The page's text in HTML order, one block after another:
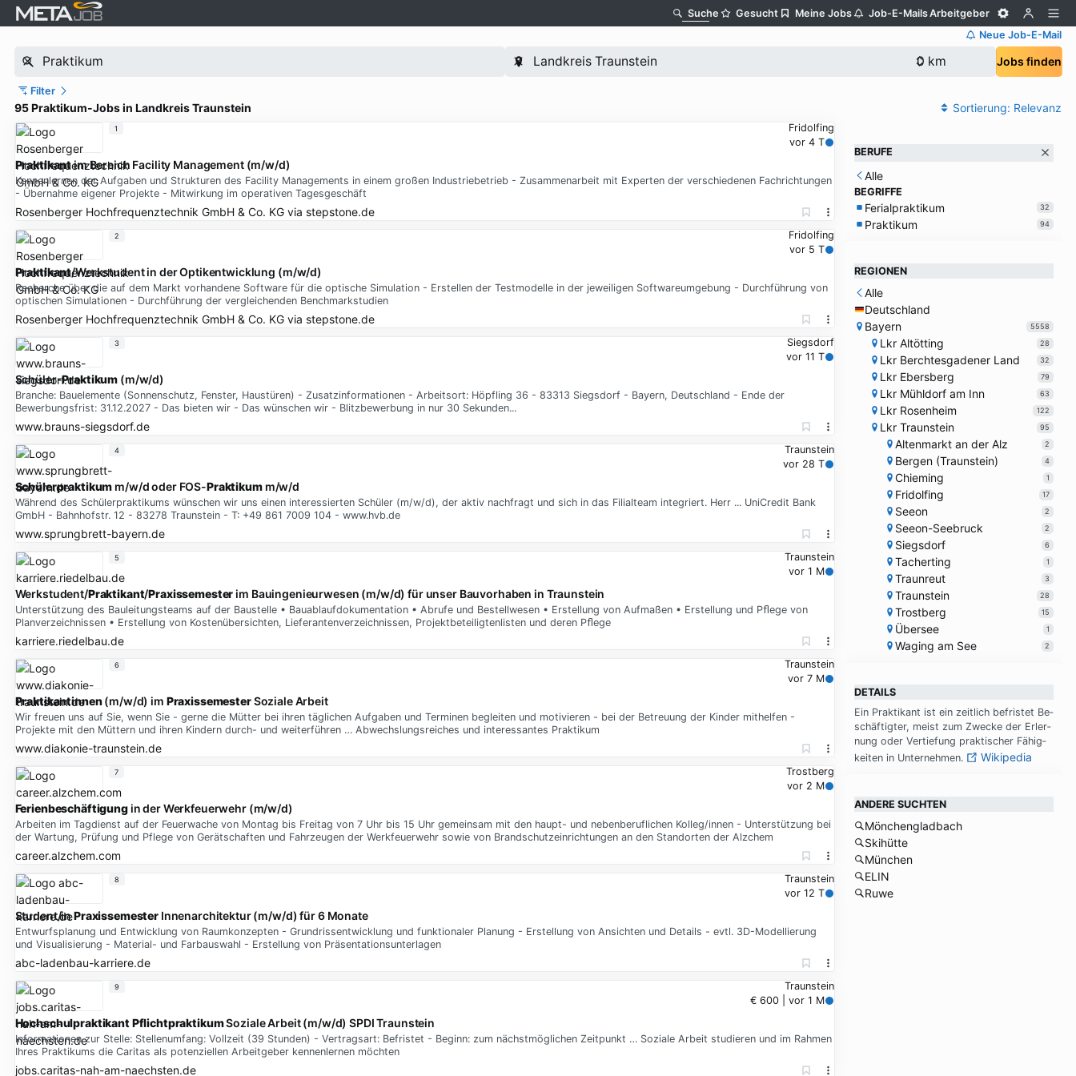
Suche Gesucht Meine Jobs Job-E-MailsArbeitgeber
Neue Job-E-Mail
Jobs finden
Filter
95 Praktikum-Jobs in Landkreis Traunstein Sortierung: Relevanz
Fridolfing
vor 4 T
Praktikantim Bereich Facility Management (m/w/d)
Kennenlernen der Aufgaben und Strukturen des Facility Managements in einem großen Industriebetrieb - Zusammenarbeit mit Experten der verschiedenen Fachrichtungen
- Übernahme eigener Projekte - Mitwirkung im operativen Tagesgeschäft
Rosenberger Hochfrequenztechnik GmbH & Co. KGvia stepstone.de
1
Fridolfing
vor 5 T
Praktikant/Werkstudent in der Optikentwicklung (m/w/d)
Recherche über die auf dem Markt vorhandene Software für die optische Simulation - Erstellen der Testmodelle in der jeweiligen Softwareumgebung - Durchführung von
optischen Simulationen - Durchführung der vergleichenden Benchmarkstudien
Rosenberger Hochfrequenztechnik GmbH & Co. KGvia stepstone.de
2
Siegsdorf
vor 11 T
Schüler-Praktikum (m/w/d)
Branche: Bauelemente (Sonnenschutz, Fenster, Haustüren) - Zusatzinformationen - Arbeitsort: Höpfling 36 - 83313 Siegsdorf - Bayern, Deutschland - Ende der
Bewerbungsfrist: 31.12.2027 - Das bieten wir - Das wünschen wir - Blitzbewerbung in nur 30 Sekunden...
www.brauns-siegsdorf.de
3
Traunstein
vor 28 T
Schülerpraktikum m/w/d oder FOS-Praktikumm/w/d
Während des Schülerpraktikums wünschen wir uns einen interessierten Schüler (m/w/d), der aktiv nachfragt und sich in das Filialteam integriert. Herr ... UniCredit Bank
GmbH - Bahnhofstr. 12 - 83278 Traunstein - T: +49 861 7009 104 - www.hvb.de
www.sprungbrett-bayern.de
4
Traunstein
vor 1 M
Werkstudent/Praktikant/Praxissemesterim Bauingenieurwesen (m/w/d) für unser Bauvorhaben in Traunstein
Unterstützung des Bauleitungsteams auf der Baustelle • Bauablaufdokumentation • Abrufe und Bestellwesen • Erstellung von Aufmaßen • Erstellung und Pﬂege von
Planverzeichnissen • Erstellung von Kostenübersichten, Lieferantenverzeichnissen, Projektbeteiligtenlisten und deren Pﬂege
karriere.riedelbau.de
5
Traunstein
vor 7 M
Praktikantinnen(m/w/d) im PraxissemesterSoziale Arbeit
Wir freuen uns auf Sie, wenn Sie - gerne die Mütter bei ihren täglichen Aufgaben und Terminen begleiten und motivieren - bei der Betreuung der Kinder mithelfen -
Projekte mit den Müttern und ihren Kindern durch- und weiterführen … Abwechslungsreiches und interessantes Praktikum
www.diakonie-traunstein.de
6
Trostberg
vor 2 M
Ferienbeschäftigungin der Werkfeuerwehr (m/w/d)
Arbeiten im Tagdienst auf der Feuerwache von Montag bis Freitag von 7 Uhr bis 15 Uhr gemeinsam mit den haupt- und nebenberuflichen Kolleg/innen - Unterstützung bei
der Wartung, Prüfung und Pflege von Gerätschaften und Fahrzeugen der Werkfeuerwehr sowie von Brandschutzeinrichtungen an den Standorten der Alzchem
career.alzchem.com
7
Traunstein
vor 12 T
Student/inPraxissemester Innenarchitektur (m/w/d) für 6 Monate
Entwurfsplanung und Entwicklung von Raumkonzepten - Grundrissentwicklung und funktionaler Planung - Erstellung von Ansichten und Details - evtl. 3D-Modellierung
und Visualisierung - Material- und Farbauswahl - Erstellung von Präsentationsunterlagen
abc-ladenbau-karriere.de
8
Traunstein
€ 600 | vor 1 M
Hochschulpraktikant PflichtpraktikumSoziale Arbeit (m/w/d) SPDI Traunstein
Informationen zur Stelle: Stellenumfang: Vollzeit (39 Stunden) - Vertragsart: Befristet - Beginn: zum nächstmöglichen Zeitpunkt … Soziale Arbeit studieren und im Rahmen
Ihres Praktikums die Caritas als potenziellen Arbeitgeber kennenlernen möchten
jobs.caritas-nah-am-naechsten.de
9
BERUFE
Alle
BEGRIFFE
Ferialpraktikum 32
Praktikum 94
REGIONEN
Alle
Deutschland
Bayern
5558
Lkr Altötting 28
Lkr Berchtesgadener Land 32
Lkr Ebersberg 79
Lkr Mühldorf am Inn 63
Lkr Rosenheim 122
Lkr Traunstein 95
Altenmarkt an der Alz 2
Bergen (Traunstein) 4
Chieming 1
Fridolfing 17
Seeon 2
Seeon-Seebruck 2
Siegsdorf 6
Tacherting 1
Traunreut 3
Traunstein 28
Trostberg 15
Übersee 1
Waging am See 2
DETAILS
Ein Prak­ti­kant ist ein zeit­lich be­fri­stet Be­
schäf­tig­ter, meist zum Zwecke der Er­ler­
nung oder Ver­tie­fung prak­ti­scher Fä­hig­
kei­ten in Un­ter­neh­men.
Wikipedia
ANDERE SUCHTEN
Mönchengladbach
Skihütte
München
ELIN
Ruwe